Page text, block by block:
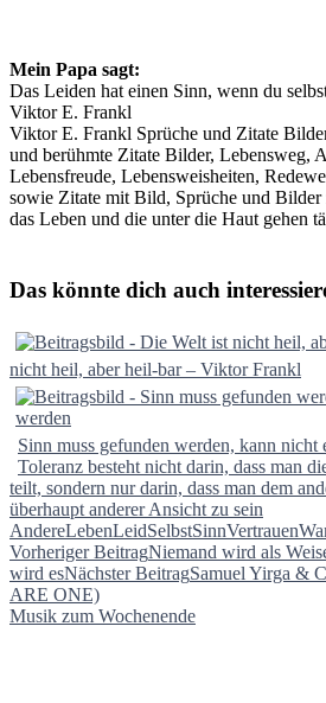
Mein Papa sagt:
Das Leiden hat einen Sinn, wenn du
Viktor E. Frankl
Viktor E. Frankl Sprüche und Zitate
und berühmte Zitate Bilder, Lebensweg,
Lebensfreude, Lebensweisheiten,
sowie Zitate mit Bild, Sprüche und Bilder
das Leben und die unter die Haut gehen
Das könnte dich auch
nicht heil, aber heil-bar – Viktor Frankl
Sinn muss gefunden werden, kann nicht
Toleranz besteht nicht darin, dass man
teilt, sondern nur darin, dass man dem
überhaupt anderer Ansicht zu sein
AndereLebenLeidSelbstSinnVertrauen
Beitragsnavigation
Vorheriger BeitragNiemand wird als
wird esNächster BeitragSamuel Yirga &
ARE ONE)
Musik zum Wochenende